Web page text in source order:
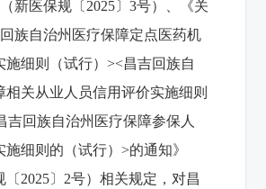
新医保规〔2025〕3号）、《关
族自治州医疗保障定点医药机
施细则（试行）><昌吉回族自
相关从业人员信用评价实施细则
吉回族自治州医疗保障参保人
施细则的（试行）>的通知》
〔2025〕2号）相关规定，对昌